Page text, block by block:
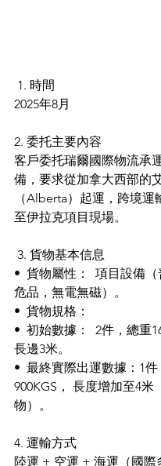
1. 時間
2025年8月
2. 委托主要內容
客戶委托瑞爾國際物流承
備，要求從加拿大西部的
（Alberta）起運，跨境運
至伊拉克項目現場。
3. 貨物基本信息
•  貨物屬性：  項目設備
危品，無電無磁）。
•  貨物規格：
•  初始數據：  2件，總重
長邊3米。
•  最終實際出運數據：1
900KGS， 長度增加至4米
物）。
4. 運輸方式
陸運 + 空運 + 海運（國際